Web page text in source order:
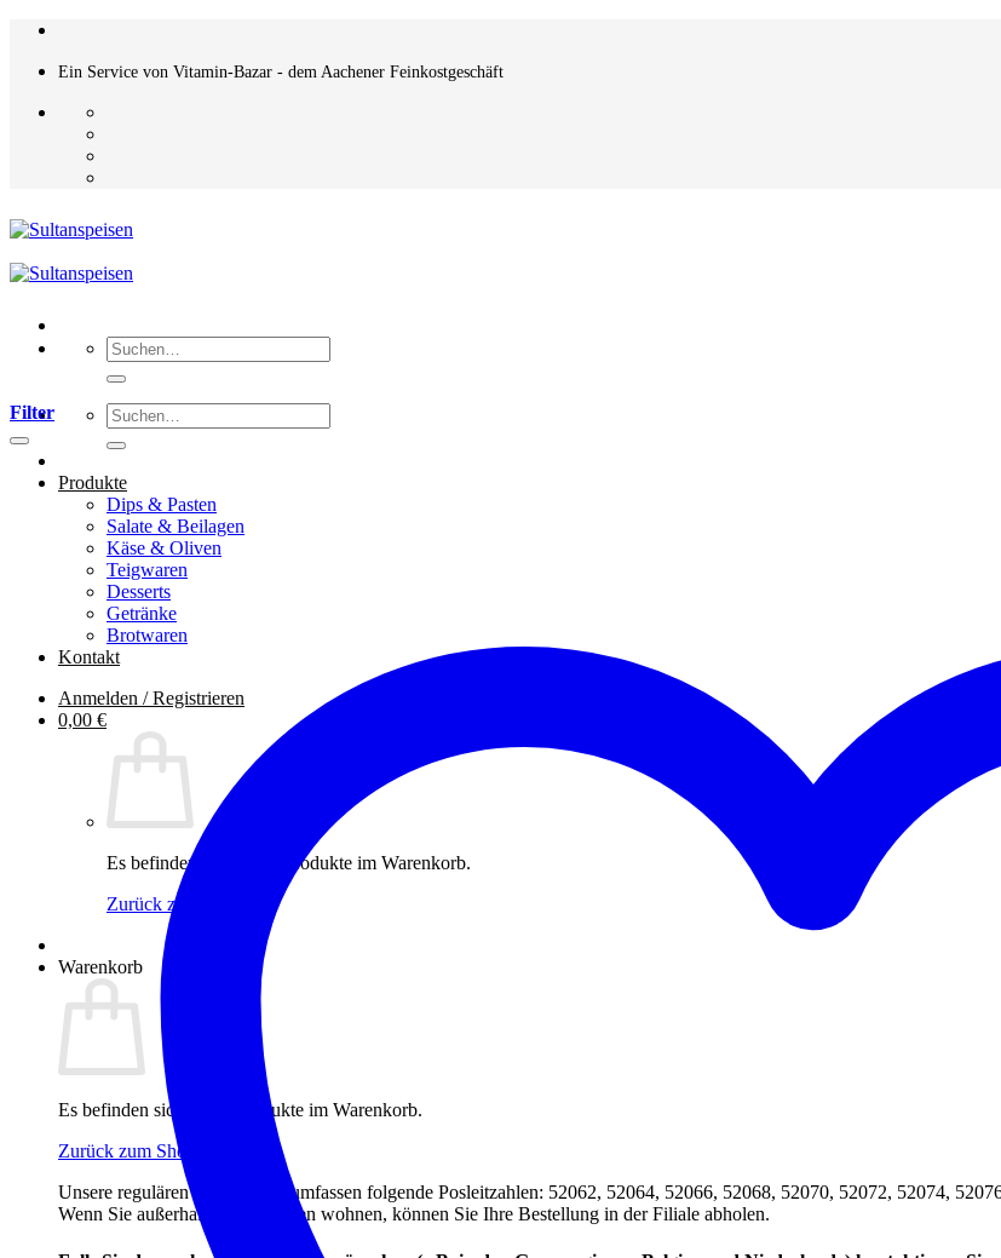
Zum
springenEin Service von Vitamin-Bazar - dem Aachener Feinkostgeschäft
Suchen
nach:
Suchen
nach:
Produkte
Dips & Pasten
Salate & Beilagen
Käse & Oliven
Teigwaren
Desserts
Getränke
Brotwaren
Kontakt
Anmelden / Registrieren
0,00 €
Es befinden sich keine Produkte im Warenkorb.
Zurück zum Shop
Warenkorb
Es befinden sich keine Produkte im Warenkorb.
Zurück zum Shop
Unsere regulären Lieferzonen umfassen folgende Posleitzahlen: 52062, 52064, 52066, 52068, 52070, 52072, 52074,
Wenn Sie außerhalb dieser Zonen wohnen, können Sie Ihre Bestellung in der Filiale abholen.
Filter